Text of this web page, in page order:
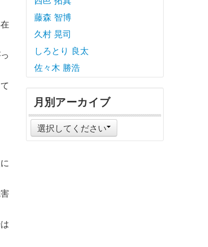
藤森 智博
久村 晃司
しろとり 良太
佐々木 勝浩
月別アーカイブ
選択してください